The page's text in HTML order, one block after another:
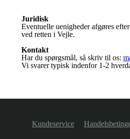
Juridisk
Eventuelle uenigheder afgøres
ved retten i Vejle.
Kontakt
Har du spørgsmål, så skriv til os:
Vi svarer typisk indenfor 1-2
Kundeservice